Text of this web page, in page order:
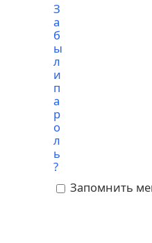
З
а
б
ы
л
и
п
а
р
о
л
ь
?
Запомнить